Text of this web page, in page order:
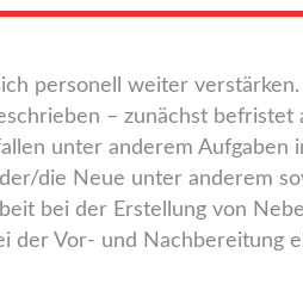
personell weiter
– zunächst
unter anderem Aufgaben
die Neue unter anderem
bei der Erstellung von
der Vor- und Nachbereitung